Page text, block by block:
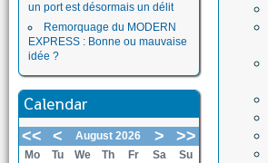
un port est désormais un délit
Remorquage du MODERN
EXPRESS : Bonne ou mauvaise
idée ?
Calendar
<< < August 2026 > >>
Mo Tu We Th Fr Sa
Su